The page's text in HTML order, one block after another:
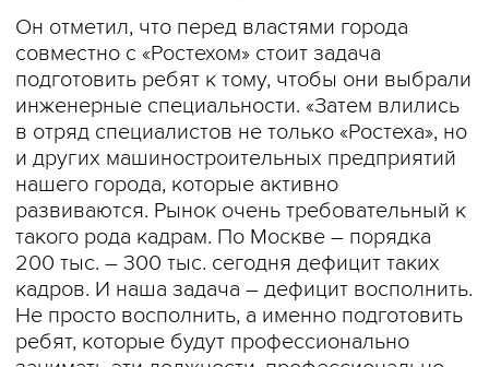
Он отметил, что перед властями города
совместно с «Ростехом» стоит задача
подготовить ребят к тому, чтобы они выбрали
инженерные специальности. «Затем влились
в отряд специалистов не только «Ростеха», но
и других машиностроительных предприятий
нашего города, которые активно
развиваются. Рынок очень требовательный к
такого рода кадрам. По Москве – порядка
200 тыс. – 300 тыс. сегодня дефицит таких
кадров. И наша задача – дефицит восполнить.
Не просто восполнить, а именно подготовить
ребят, которые будут профессионально